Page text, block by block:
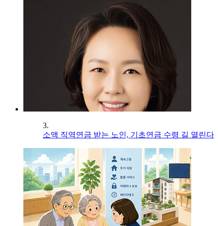
3.
소액 직역연금 받는 노인, 기초연금 수령 길 열린다